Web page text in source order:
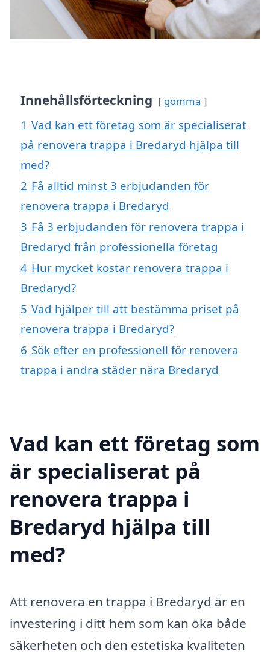
Innehållsförteckning gömma
1 Vad kan ett företag som är specialiserat
på renovera trappa i Bredaryd hjälpa till
med?
2 Få alltid minst 3 erbjudanden för
renovera trappa i Bredaryd
3 Få 3 erbjudanden för renovera trappa i
Bredaryd från professionella företag
4 Hur mycket kostar renovera trappa i
Bredaryd?
5 Vad hjälper till att bestämma priset på
renovera trappa i Bredaryd?
6 Sök efter en professionell för renovera
trappa i andra städer nära Bredaryd
Vad kan ett företag som
är specialiserat på
renovera trappa i
Bredaryd hjälpa till
med?
Att renovera en trappa i Bredaryd är en
investering i ditt hem som kan öka både
säkerheten och den estetiska kvaliteten